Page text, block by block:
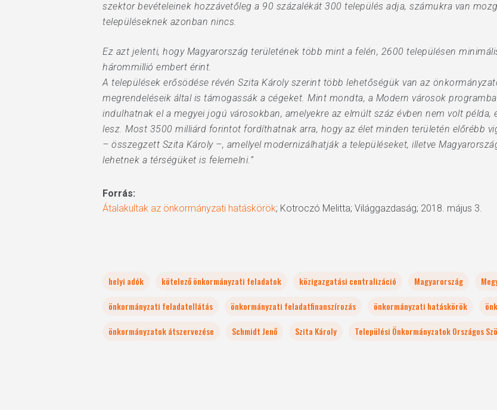
szektor bevételeinek hozzávetőleg a 90 százalékát 300 település adja, számukra van
településeknek azonban nincs.
Ez azt jelenti, hogy Magyarország területének több mint a felén, 2600 településen
hárommillió embert érint.
A települések erősödése révén Szita Károly szerint több lehetőségük van az
megrendeléseik által is támogassák a cégeket. Mint mondta, a Modern városok
indulhatnak el a megyei jogú városokban, amelyekre az elmúlt száz évben nem volt
lesz. Most 3500 milliárd forintot fordíthatnak arra, hogy az élet minden területén előrébb
– összegzett Szita Károly –, amellyel modernizálhatják a településeket, illetve
lehetnek a térségüket is felemelni.”
Forrás:
Átalakultak az önkormányzati hatáskörök; Kotroczó Melitta; Világgazdaság; 2018. május 3.
helyi adók kötelező önkormányzati feladatok közigazgatási centralizáció Magyarország
önkormányzati feladatellátás
önkormányzati feladatfinanszírozás önkormányzati hatáskörök
önkormányzatok átszervezése
Schmidt Jenő Szita Károly Települési Önkormányzatok Országos